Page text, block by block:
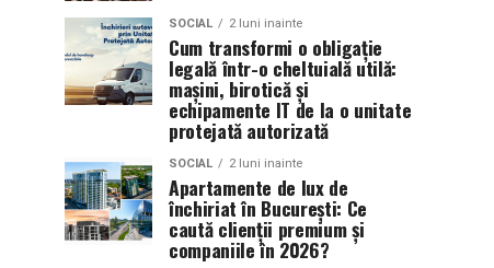
SOCIAL 2 luni inainte
Cum transformi o obligație
legală într-o cheltuială utilă:
mașini, birotică și
echipamente IT de la o unitate
protejată autorizată
SOCIAL 2 luni inainte
Apartamente de lux de
închiriat în București: Ce
caută clienții premium și
companiile în 2026?